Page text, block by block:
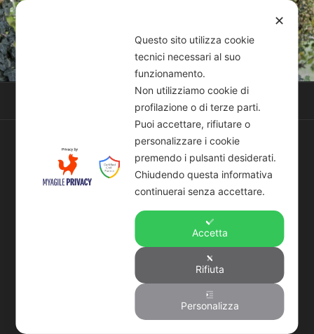
Salta
al
contenuto
LANGBARTEN S.A.T.
Russian Reenactment Airsoft Team
Menu
Benvenuto in WordPress. Questo è il tuo primo
articolo. Modificalo o eliminalo, e inizia a creare il tuo
✕
Questo sito utilizza cookie
tecnici necessari al suo
funzionamento.
Non utilizziamo cookie di
profilazione o di terze parti.
Puoi accettare, rifiutare o
personalizzare i cookie
premendo i pulsanti desiderati.
Chiudendo questa informativa
continuerai senza accettare.
Accetta
Rifiuta
Personalizza